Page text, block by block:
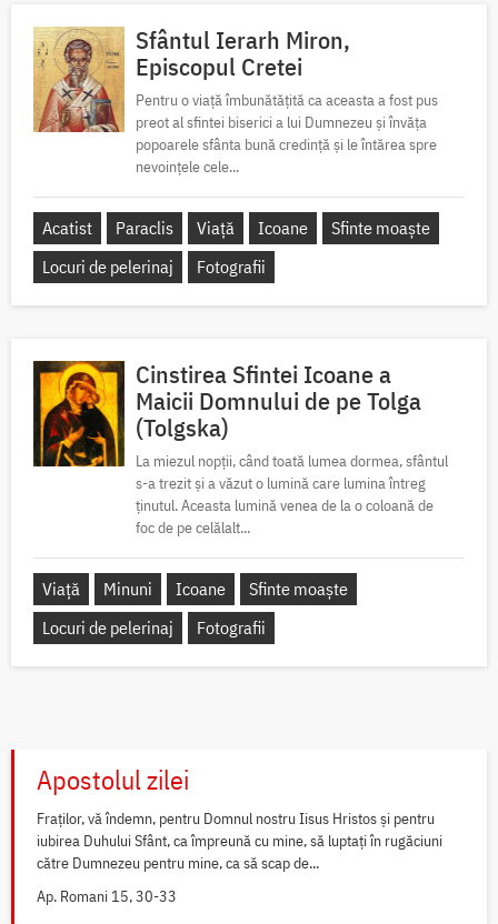
Sfântul Ierarh Miron,
Episcopul Cretei
Pentru o viață îmbunătățită ca aceasta a fost pus
preot al sfintei biserici a lui Dumnezeu și învăța
popoarele sfânta bună credință și le întărea spre
nevoințele cele...
Acatist Paraclis Viață Icoane
Sfinte moaște
Locuri de pelerinaj
Fotografii
Cinstirea Sfintei Icoane a
Maicii Domnului de pe Tolga
(Tolgska)
La miezul nopții, când toată lumea dormea, sfântul
s-a trezit și a văzut o lumină care lumina întreg
ținutul. Aceasta lumină venea de la o coloană de
foc de pe celălalt...
Viață Minuni Icoane
Sfinte moaște
Locuri de pelerinaj
Fotografii
Apostolul zilei
Fraților, vă îndemn, pentru Domnul nostru Iisus Hristos și pentru
iubirea Duhului Sfânt, ca împreună cu mine, să luptați în rugăciuni
către Dumnezeu pentru mine, ca să scap de...
Ap. Romani 15, 30-33